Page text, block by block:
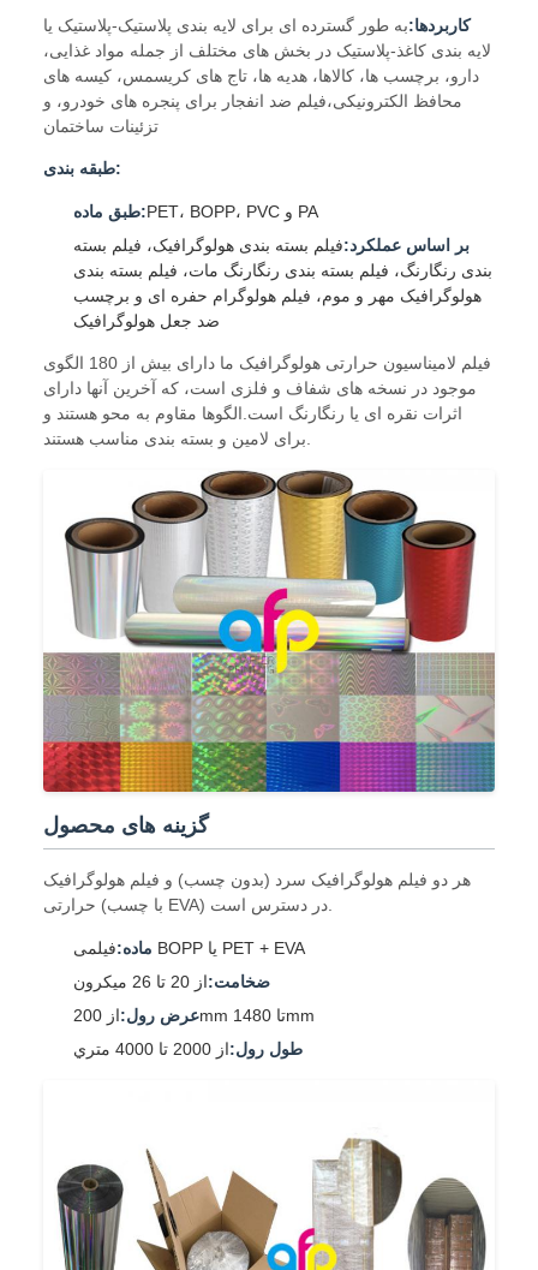
کاربردها:به طور گسترده ای برای لایه بندی پلاستیک-پلاستیک یا
لایه بندی کاغذ-پلاستیک در بخش های مختلف از جمله مواد غذایی،
دارو، برچسب ها، کالاها، هدیه ها، تاج های کریسمس، کیسه های
محافظ الکترونیکی،فیلم ضد انفجار برای پنجره های خودرو، و
تزئینات ساختمان
طبقه بندی:
طبق ماده:
PET، BOPP، PVC و PA
بر اساس عملکرد:فیلم بسته بندی هولوگرافیک، فیلم بسته
بندی رنگارنگ، فیلم بسته بندی رنگارنگ مات، فیلم بسته بندی
هولوگرافیک مهر و موم، فیلم هولوگرام حفره ای و برچسب
ضد جعل هولوگرافیک
فیلم لامیناسیون حرارتی هولوگرافیک ما دارای بیش از 180 الگوی
موجود در نسخه های شفاف و فلزی است، که آخرین آنها دارای
اثرات نقره ای یا رنگارنگ است.الگوها مقاوم به محو هستند و
گزینه های محصول
هر دو فیلم هولوگرافیک سرد (بدون چسب) و فیلم هولوگرافیک
حرارتی (با چسب EVA) در دسترس است.
ماده:
فیلمی BOPP یا PET + EVA
ضخامت:از 20 تا 26 ميکرون
عرض رول:
از 200mm تا 1480mm
طول رول:از 2000 تا 4000 متري